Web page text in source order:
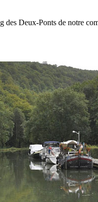
Deux-Ponts de notre